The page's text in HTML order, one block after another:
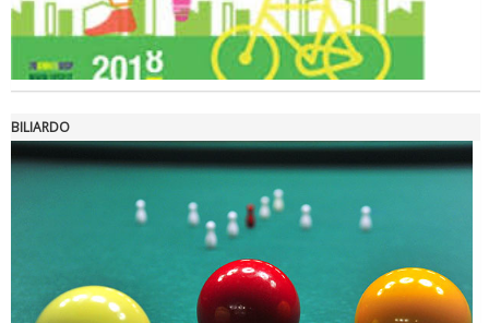
BILIARDO